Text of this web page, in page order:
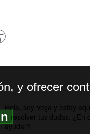
DE PRIVACIDAD
y ofrecer